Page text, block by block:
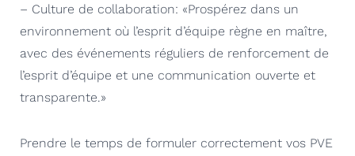
– Culture de collaboration: «Prospérez dans un
environnement où l’esprit d’équipe règne en maître,
avec des événements réguliers de renforcement de
l’esprit d’équipe et une communication ouverte et
transparente.»
Prendre le temps de formuler correctement vos PVE